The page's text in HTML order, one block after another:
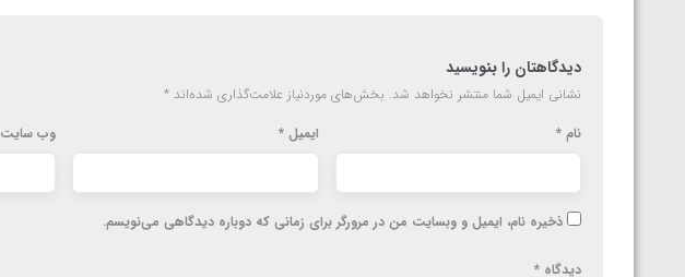
دیدگاهتان را بنویسید
نشانی ایمیل شما منتشر نخواهد شد. بخش‌های موردنیاز علامت‌گذاری شده‌اند *
نام * ایمیل* وب‌ سایت
ذخیره نام، ایمیل و وبسایت من در مرورگر برای زمانی که دوباره دیدگاهی می‌نویسم.
دیدگاه *